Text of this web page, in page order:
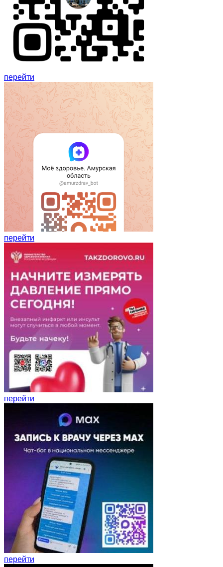
перейти
перейти
перейти
перейти